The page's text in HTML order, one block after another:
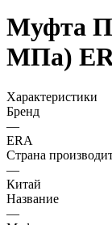
Муфта
МПа)
Характеристики
Бренд
—
ERA
Страна
—
Китай
Название
—